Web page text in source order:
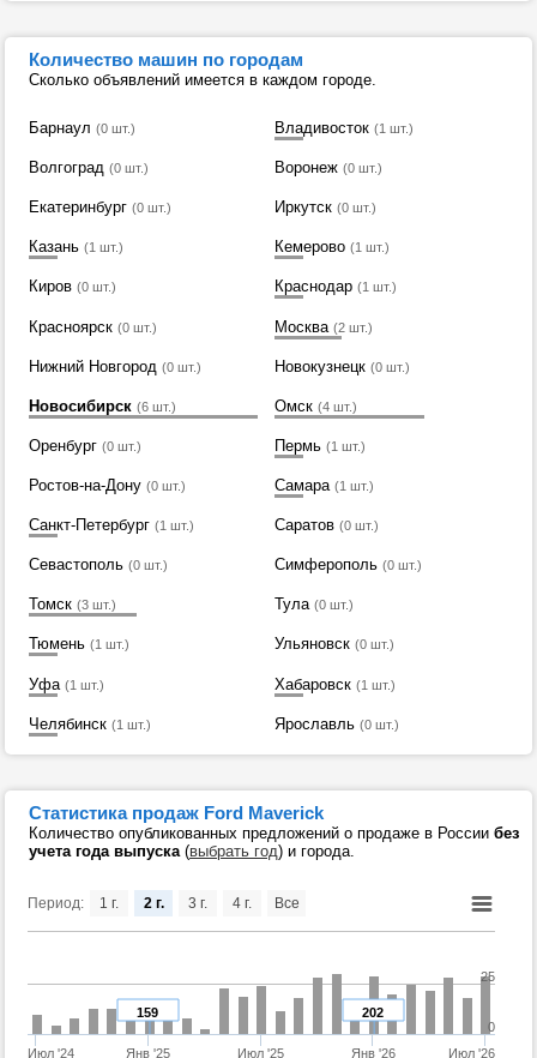
Количество машин по городам
Сколько объявлений имеется в каждом городе.
Барнаул (0 шт.) Владивосток (1 шт.)
Волгоград (0 шт.) Воронеж (0 шт.)
Екатеринбург (0 шт.) Иркутск (0 шт.)
Казань (1 шт.) Кемерово (1 шт.)
Киров (0 шт.) Краснодар (1 шт.)
Красноярск (0 шт.) Москва (2 шт.)
Нижний Новгород (0 шт.) Новокузнецк (0 шт.)
Новосибирск (6 шт.) Омск (4 шт.)
Оренбург (0 шт.) Пермь (1 шт.)
Ростов-на-Дону (0 шт.) Самара (1 шт.)
Санкт-Петербург (1 шт.) Саратов (0 шт.)
Севастополь (0 шт.) Симферополь (0 шт.)
Томск (3 шт.) Тула (0 шт.)
Тюмень (1 шт.) Ульяновск (0 шт.)
Уфа (1 шт.) Хабаровск (1 шт.)
Челябинск (1 шт.) Ярославль (0 шт.)
Статистика продаж Ford Maverick
Количество опубликованных предложений о продаже в России без
учета года выпуска(выбрать год) и города.
Период:
202
159
Июл '24 Янв '25 Июл '25 Янв '26 Июл '26
0
25
1 г. 2 г. 3 г. 4 г. Все